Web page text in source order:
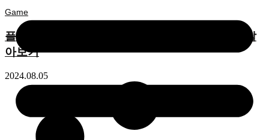
Game
플스포탈 9월 출시 예정! ‘플레이스테이션 포탈’ 알
아보기
2024.08.05